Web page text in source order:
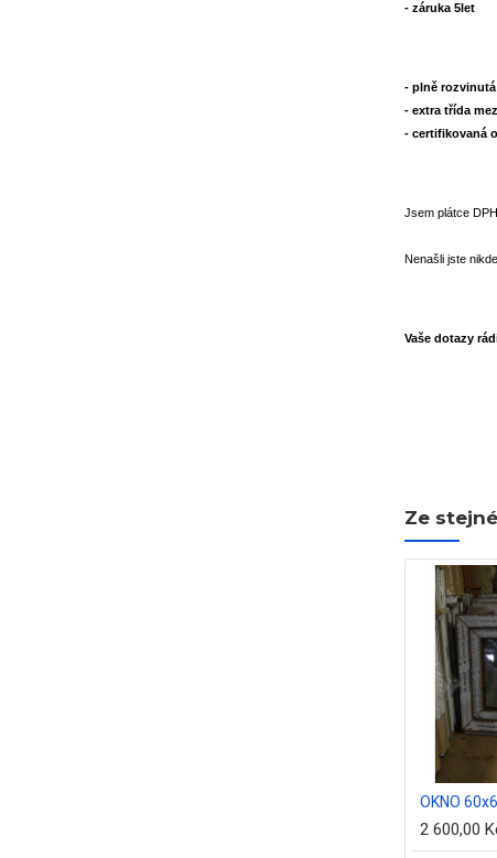
- záruka 5let
- plně
- extra třída
- certifikovaná
Jsem plátce
Nenašli jste
Vaše dotazy
Ze
OKNO
2 600,00